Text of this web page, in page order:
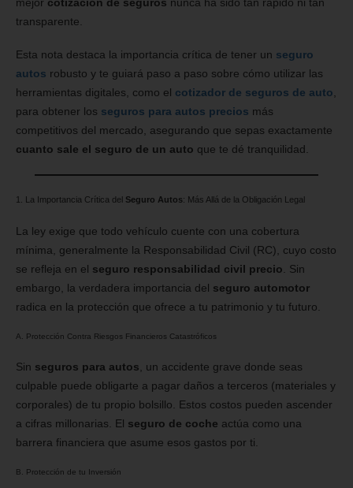
mejor cotización de seguros nunca ha sido tan rápido ni tan
transparente.
Esta nota destaca la importancia crítica de tener un seguro
autos robusto y te guiará paso a paso sobre cómo utilizar las
herramientas digitales, como el cotizador de seguros de auto
para obtener los seguros para autos precios más
competitivos del mercado, asegurando que sepas exactamente
cuanto sale el seguro de un auto que te dé tranquilidad.
1. La Importancia Crítica del Seguro Autos: Más Allá de la Obligación Legal
La ley exige que todo vehículo cuente con una cobertura
mínima, generalmente la Responsabilidad Civil (RC), cuyo costo
se refleja en el seguro responsabilidad civil precio . Sin
embargo, la verdadera importancia del seguro automotor
radica en la protección que ofrece a tu patrimonio y tu futuro.
A. Protección Contra Riesgos Financieros Catastróficos
Sin seguros para autos , un accidente grave donde seas
culpable puede obligarte a pagar daños a terceros (materiales y
corporales) de tu propio bolsillo. Estos costos pueden ascender
a cifras millonarias. El seguro de coche actúa como una
barrera financiera que asume esos gastos por ti.
B. Protección de tu Inversión